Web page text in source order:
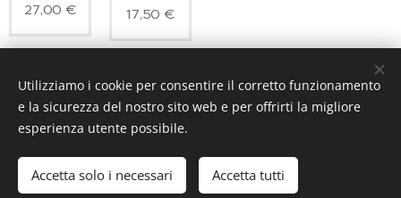
27,00 € 17,50 €
SPECIALBIKE SOC.COOP.
+39 0885414461 INT2
Cel.3466734831
Utilizziamo i cookie per consentire il corretto funzionamento
e la sicurezza del nostro sito web e per offrirti la migliore
esperienza utente possibile.
Accetta solo i necessari Accetta tutti